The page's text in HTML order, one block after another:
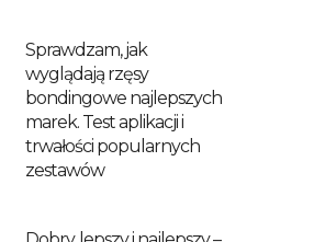
Sprawdzam, jak
wyglądają rzęsy
bondingowe najlepszych
marek. Test aplikacji i
trwałości popularnych
zestawów